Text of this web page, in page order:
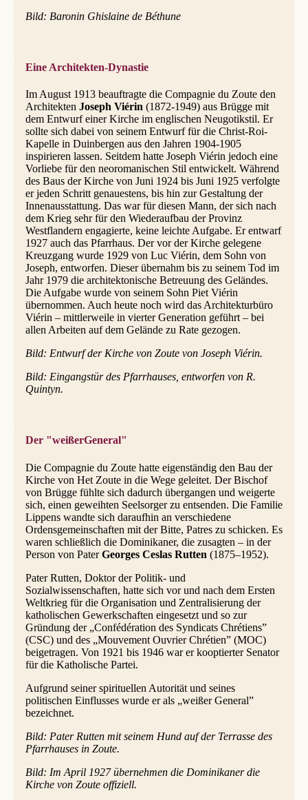
Bild: Baronin Ghislaine de Béthune
Eine Architekten-Dynastie
Im August 1913 beauftragte die Compagnie du Zoute den
Architekten Joseph Viérin (1872-1949) aus Brügge mit
dem Entwurf einer Kirche im englischen Neugotikstil. Er
sollte sich dabei von seinem Entwurf für die Christ-Roi-
Kapelle in Duinbergen aus den Jahren 1904-1905
inspirieren lassen. Seitdem hatte Joseph Viérin jedoch eine
Vorliebe für den neoromanischen Stil entwickelt. Während
des Baus der Kirche von Juni 1924 bis Juni 1925 verfolgte
er jeden Schritt genauestens, bis hin zur Gestaltung der
Innenausstattung. Das war für diesen Mann, der sich nach
dem Krieg sehr für den Wiederaufbau der Provinz
Westflandern engagierte, keine leichte Aufgabe. Er entwarf
1927 auch das Pfarrhaus. Der vor der Kirche gelegene
Kreuzgang wurde 1929 von Luc Viérin, dem Sohn von
Joseph, entworfen. Dieser übernahm bis zu seinem Tod im
Jahr 1979 die architektonische Betreuung des Geländes.
Die Aufgabe wurde von seinem Sohn Piet Viérin
übernommen. Auch heute noch wird das Architekturbüro
Viérin – mittlerweile in vierter Generation geführt – bei
allen Arbeiten auf dem Gelände zu Rate gezogen.
Bild: Entwurf der Kirche von Zoute von Joseph Viérin.
Bild: Eingangstür des Pfarrhauses, entworfen von R.
Quintyn.
Der "weißerGeneral"
Die Compagnie du Zoute hatte eigenständig den Bau der
Kirche von Het Zoute in die Wege geleitet. Der Bischof
von Brügge fühlte sich dadurch übergangen und weigerte
sich, einen geweihten Seelsorger zu entsenden. Die Familie
Lippens wandte sich daraufhin an verschiedene
Ordensgemeinschaften mit der Bitte, Patres zu schicken. Es
waren schließlich die Dominikaner, die zusagten – in der
Person von PaterGeorges Ceslas Rutten (1875–1952).
Pater Rutten, Doktor der Politik- und
Sozialwissenschaften, hatte sich vor und nach dem Ersten
Weltkrieg für die Organisation und Zentralisierung der
katholischen Gewerkschaften eingesetzt und so zur
Gründung der „Confédération des Syndicats Chrétiens”
(CSC) und des „Mouvement Ouvrier Chrétien” (MOC)
beigetragen. Von 1921 bis 1946 war er kooptierter Senator
für die Katholische Partei.
Aufgrund seiner spirituellen Autorität und seines
politischen Einflusses wurde er als „weißer General”
bezeichnet.
Bild: Pater Rutten mit seinem Hund auf der Terrasse des
Pfarrhauses in Zoute.
Bild: Im April 1927 übernehmen die Dominikaner die
Kirche von Zoute offiziell.